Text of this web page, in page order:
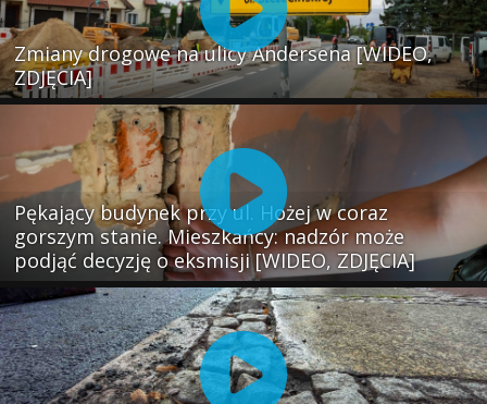
Zmiany drogowe na ulicy Andersena [WIDEO,
ZDJĘCIA]
Pękający budynek przy ul. Hożej w coraz
gorszym stanie. Mieszkańcy: nadzór może
podjąć decyzję o eksmisji [WIDEO, ZDJĘCIA]